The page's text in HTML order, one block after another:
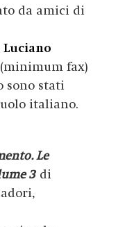
da amici di
Luciano
(minimum fax)
sono stati
italiano.
Le
3di